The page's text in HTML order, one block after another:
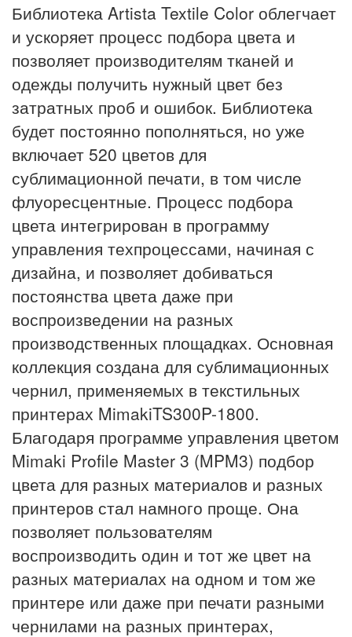
Библиотека Artista Textile Color облегчает
и ускоряет процесс подбора цвета и
позволяет производителям тканей и
одежды получить нужный цвет без
затратных проб и ошибок. Библиотека
будет постоянно пополняться, но уже
включает 520 цветов для
сублимационной печати, в том числе
флуоресцентные. Процесс подбора
цвета интегрирован в программу
управления техпроцессами, начиная с
дизайна, и позволяет добиваться
постоянства цвета даже при
воспроизведении на разных
производственных площадках. Основная
коллекция создана для сублимационных
чернил, применяемых в текстильных
принтерах MimakiTS300P-1800.
Благодаря программе управления цветом
Mimaki Profile Master 3 (MPM3) подбор
цвета для разных материалов и разных
принтеров стал намного проще. Она
позволяет пользователям
воспроизводить один и тот же цвет на
разных материалах на одном и том же
принтере или даже при печати разными
чернилами на разных принтерах,